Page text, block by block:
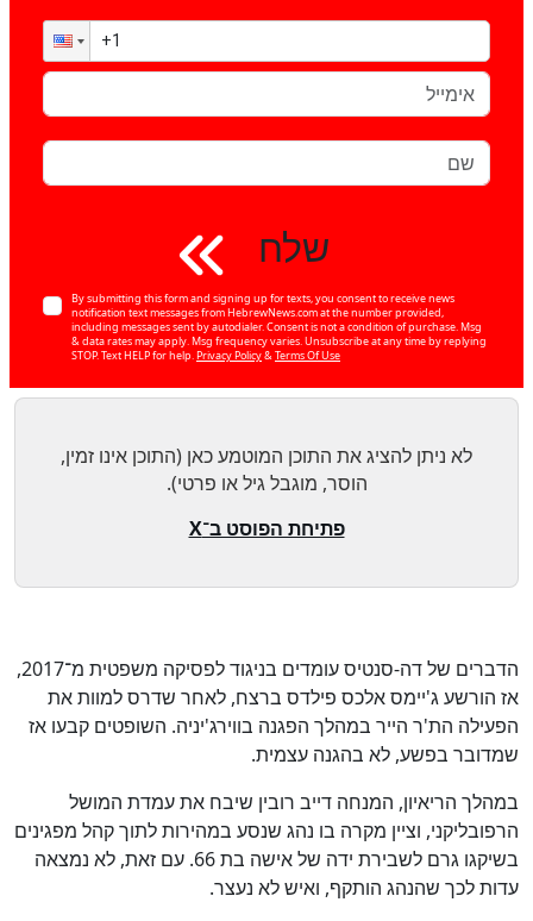
שלח
By submitting this form and signing up for texts, you consent to receive news
notification text messages from HebrewNews.com at the number provided,
including messages sent by autodialer. Consent is not a condition of purchase. Msg
& data rates may apply. Msg frequency varies. Unsubscribe at any time by replying
STOP. Text HELP for help. Privacy Policy& Terms Of Use
לא ניתן להציג את התוכן המוטמע כאן (התוכן אינו זמין,
הוסר, מוגבל גיל או פרטי).
פתיחת הפוסט ב־X
הדברים של דה-סנטיס עומדים בניגוד לפסיקה משפטית מ־2017,
אז הורשע ג'יימס אלכס פילדס ברצח, לאחר שדרס למוות את
הפעילה הת'ר הייר במהלך הפגנה בווירג'יניה. השופטים קבעו אז
שמדובר בפשע, לא בהגנה עצמית.
במהלך הריאיון, המנחה דייב רובין שיבח את עמדת המושל
הרפובליקני, וציין מקרה בו נהג שנסע במהירות לתוך קהל מפגינים
בשיקגו גרם לשבירת ידה של אישה בת 66. עם זאת, לא נמצאה
עדות לכך שהנהג הותקף, ואיש לא נעצר.
כן